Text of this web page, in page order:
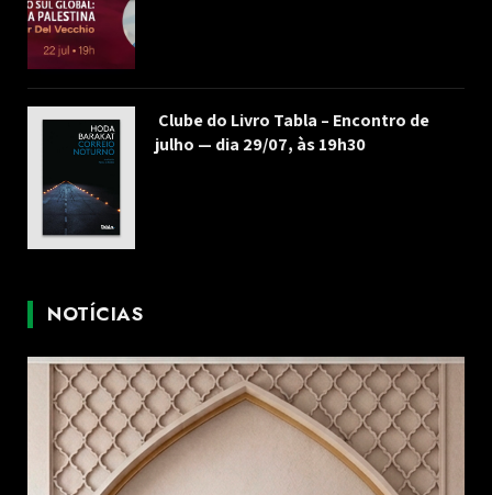
Clube do Livro Tabla – Encontro de
julho — dia 29/07, às 19h30
NOTÍCIAS